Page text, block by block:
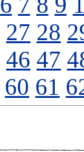
27 28
46 47
60 61